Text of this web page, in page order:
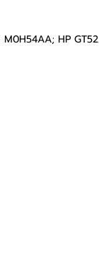
HP GT52